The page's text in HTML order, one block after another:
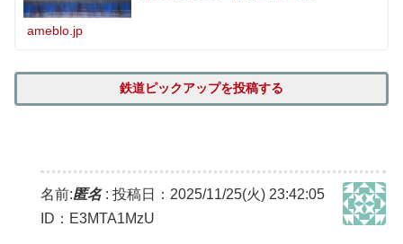
ameblo.jp
鉄道ピックアップを投稿する
名前:匿名: 投稿日：2025/11/25(火) 23:42:05
ID：E3MTA1MzU